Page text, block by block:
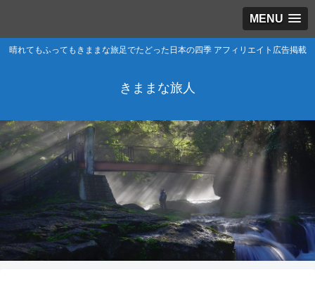
MENU
晴れてもふってもきままな旅足でたどった日本の四季 アフィリエイト広告掲載
きままな旅人